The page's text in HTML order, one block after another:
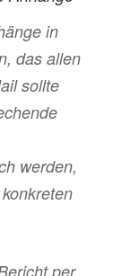
in
das allen
sollte
werden,
per